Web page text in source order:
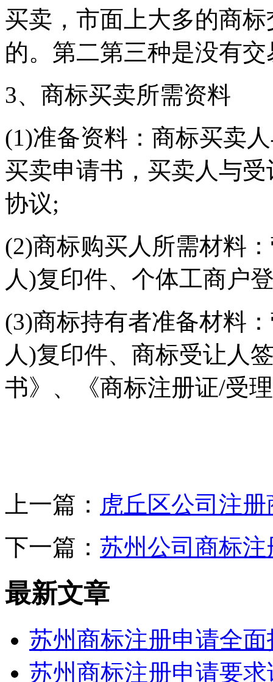
买卖，市面上大多的商
的。第二第三种是没有
3、商标买卖所需资料
(1)准备资料：商标买卖
买卖申请书，买卖人与
协议;
(2)商标购买人所需材料
人)复印件、个体工商户
(3)商标持有者准备材料
人)复印件、商标受让人
书》、《商标注册证/受
上一篇： 虎丘区公司注
下一篇： 苏州公司商标
最新文章
苏州商标注册申请全面
苏州商标注册申请要求